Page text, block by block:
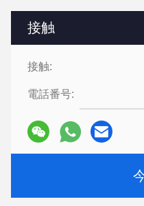
接触
接触:
電話番号: